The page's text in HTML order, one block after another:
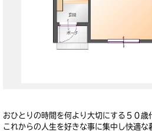
おひとりの時間を何より大切にする５０歳
これからの人生を好きな事に集中し快適な